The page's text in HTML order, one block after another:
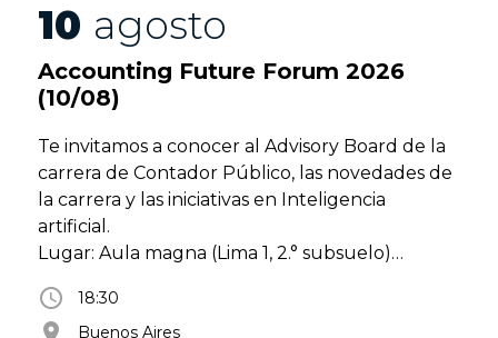
el intercambio de libros en todas las sedes de la
Universidad.
Durante el mes de agosto, en nuestros campus
y sedes podrás llevarte libros, disfrutarlos y
a que las historias y el conocimiento sigan
circulando.
Sumate a esta propuesta, descubrí nuevas
lecturas y disfrutá de una jornada dedicada a la
cultura y al intercambio de saberes.
UADE
📅 10 de agosto, de 10 a 19 h.
10 agosto
Accounting Future Forum 2026
(10/08)
Te invitamos a conocer al Advisory Board de la
carrera de Contador Público, las novedades de
la carrera y las iniciativas en Inteligencia
artificial.
Lugar: Aula magna (Lima 1, 2.° subsuelo)
access_time 18:30
room Buenos Aires